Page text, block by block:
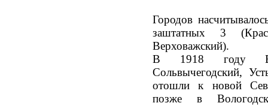
Городов
заштатных 3
Верховажский).
В 1918 году
Сольвычегодский,
отошли к новой
позже в